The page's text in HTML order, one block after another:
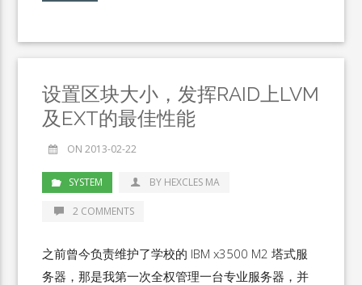
设置区块大小，发挥RAID上LVM
及EXT的最佳性能
ON 2013-02-22
SYSTEM BY HEXCLES MA
2 COMMENTS
之前曾今负责维护了学校的 IBM x3500 M2 塔式服
务器，那是我第一次全权管理一台专业服务器，并